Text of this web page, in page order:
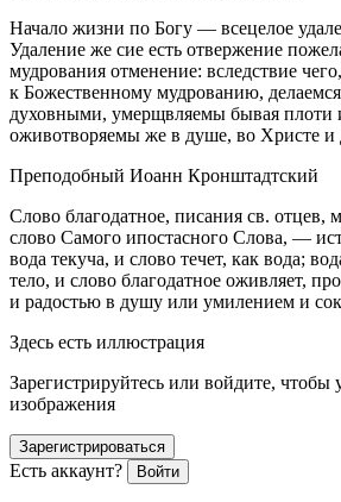
Начало жизни по Богу — всецелое
Удаление же сие есть отвержение
мудрования отменение: вследствие
к Божественному мудрованию,
духовными, умерщвляемы бывая плоти
оживотворяемы же в душе, во Христе и
Преподобный Иоанн Кронштадтский
Слово благодатное, писания св. отцев,
слово Самого ипостасного Слова, —
вода текуча, и слово течет, как вода;
тело, и слово благодатное оживляет,
и радостью в душу или умилением и
Здесь есть иллюстрация
Зарегистрируйтесь или войдите, чтобы
изображения
Зарегистрироваться
Есть аккаунт? Войти